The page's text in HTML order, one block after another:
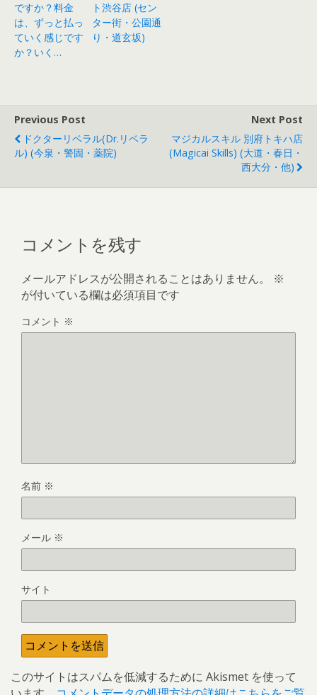
ですか？料金
は、ずっと払っ
ていく感じです
か？いく…
ト渋谷店 (セン
ター街・公園通
り・道玄坂)
Previous Post
ドクターリベラル(Dr.リベラ
ル) (今泉・警固・薬院)
Next Post
マジカルスキル 別府トキハ店
(Magicai Skills) (大道・春日・
西大分・他)
コメントを残す
メールアドレスが公開されることはありません。
※
が付いている欄は必須項目です
コメント ※
名前 ※
メール ※
サイト
このサイトはスパムを低減するために Akismet を使って